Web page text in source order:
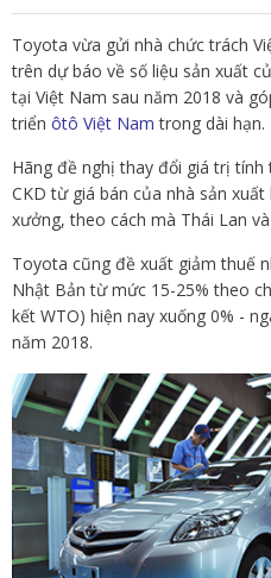
Toyota vừa gửi nhà chức trách
trên dự báo về số liệu sản xuất
tại Việt Nam sau năm 2018 và
triển ôtô Việt Nam trong dài hạn.
Hãng đề nghị thay đổi giá trị
CKD từ giá bán của nhà sản
xưởng, theo cách mà Thái Lan
Toyota cũng đề xuất giảm thuế
Nhật Bản từ mức 15-25% theo
kết WTO) hiện nay xuống 0% -
năm 2018.